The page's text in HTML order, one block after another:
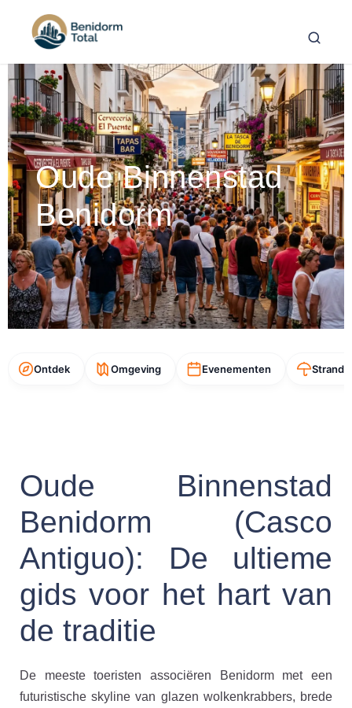
Oude Binnenstad
Benidorm
Ontdek Omgeving Evenementen
Oude Binnenstad
Benidorm (Casco
Antiguo): De ultieme
gids voor het hart van
de traditie
De meeste toeristen associëren Benidorm met een
futuristische skyline van glazen wolkenkrabbers, brede